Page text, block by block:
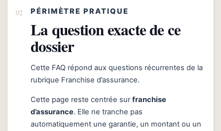
PÉRIMÈTRE PRATIQUE
La question exacte de ce
dossier
Cette FAQ répond aux questions récurrentes de la
rubrique Franchise d’assurance.
Cette page reste centrée surfranchise
d’assurance. Elle ne tranche pas
automatiquement une garantie, un montant ou un